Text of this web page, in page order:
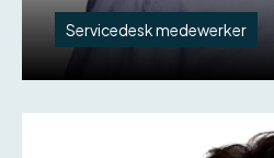
Servicedesk medewerker